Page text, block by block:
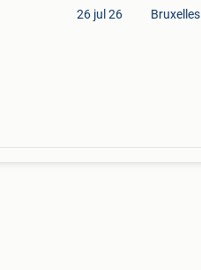
26 jul 26 Bruxelles